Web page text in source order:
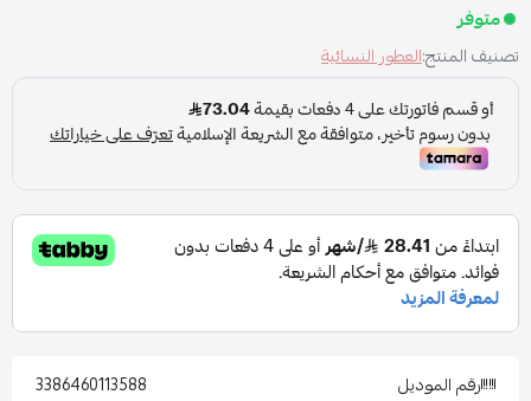
متوفر
تصنيف المنتج:العطور النسائية
رقم الموديل 3386460113588